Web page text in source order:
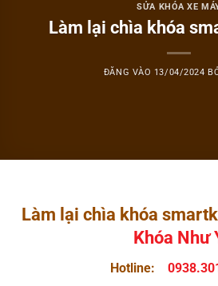
SỬA KHÓA XE
Làm lại chìa khóa
ĐĂNG VÀO 13/04/2024
Làm lại chìa khóa
Khóa Như
Hotline: